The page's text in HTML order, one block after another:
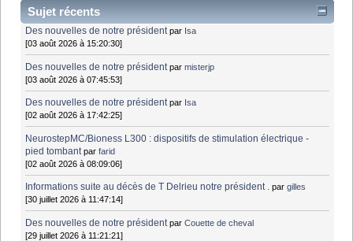
Sujet récents
Des nouvelles de notre président par Isa
[03 août 2026 à 15:20:30]
Des nouvelles de notre président parmisterjp
[03 août 2026 à 07:45:53]
Des nouvelles de notre président par Isa
[02 août 2026 à 17:42:25]
NeurostepMC/Bioness L300 : dispositifs de stimulation électrique -
pied tombant parfarid
[02 août 2026 à 08:09:06]
Informations suite au décès de T Delrieu notre président . pargilles
[30 juillet 2026 à 11:47:14]
Des nouvelles de notre président parCouette de cheval
[29 juillet 2026 à 11:21:21]